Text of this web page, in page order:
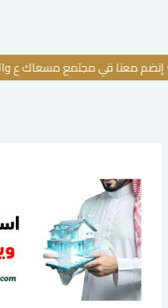
معنا في مجتمع مسعاك ع واتساب